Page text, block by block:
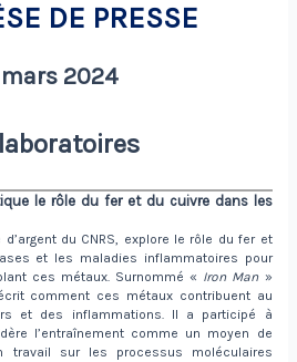
DE PRESSE
mars 2024
le rôle du fer et du cuivre dans les
d’argent du CNRS, explore le rôle du fer et
et les maladies inflammatoires pour
ces métaux. Surnommé « Iron Man »
comment ces métaux contribuent au
et des inflammations. Il a participé à
l’entraînement comme un moyen de
travail sur les processus moléculaires